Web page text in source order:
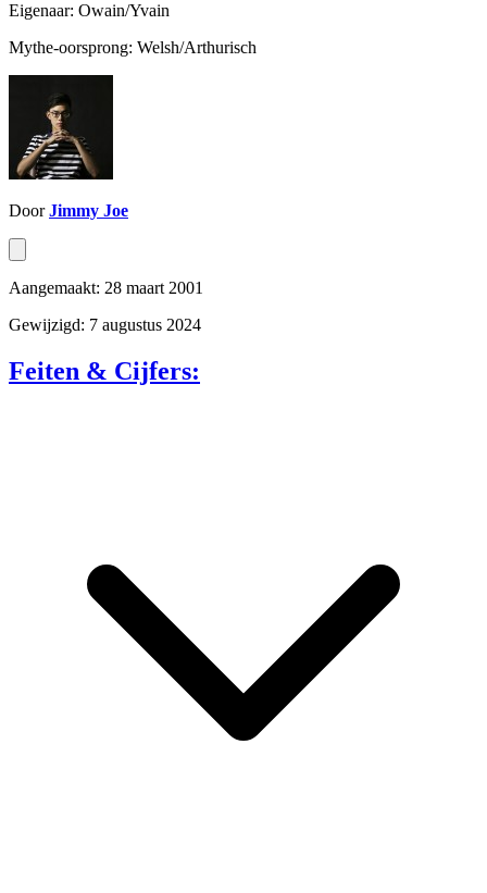
Eigenaar: Owain/Yvain
Mythe-oorsprong: Welsh/Arthurisch
DoorJimmy Joe
Aangemaakt: 28 maart 2001
Gewijzigd: 7 augustus 2024
Feiten & Cijfers: